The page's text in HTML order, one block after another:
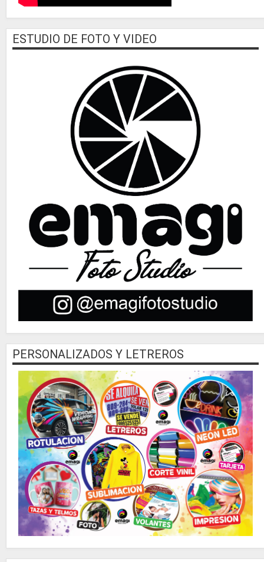
ESTUDIO DE FOTO Y VIDEO
PERSONALIZADOS Y LETREROS